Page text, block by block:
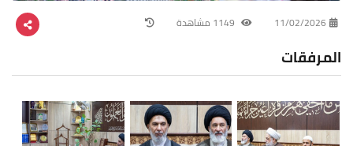
11/02/2026
المرفقات